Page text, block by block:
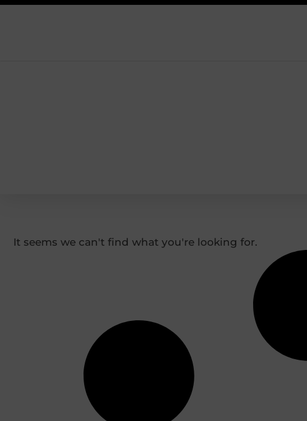
It seems we can't find what you're looking for.